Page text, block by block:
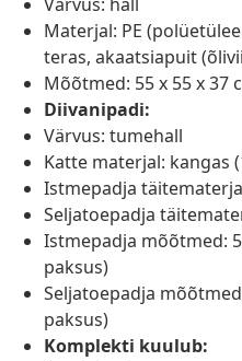
Materjal: PE
teras, akaatsiapuit
Mõõtmed: 55 x 55 x 37
Diivanipadi:
Värvus: tumehall
Katte materjal: kangas
Istmepadja
Seljatoepadja
Istmepadja mõõtmed:
paksus)
Seljatoepadja
paksus)
Komplekti kuulub: